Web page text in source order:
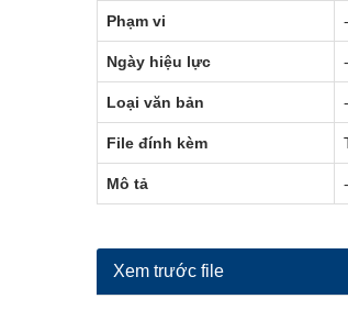
Phạm vi
Ngày hiệu lực
Loại văn bản
File đính kèm
Mô tả
Xem trước file